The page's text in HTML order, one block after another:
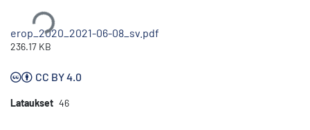
erop_2020_2021-06-08_sv.pdf
236.17 KB
CC BY 4.0
Lataukset 46